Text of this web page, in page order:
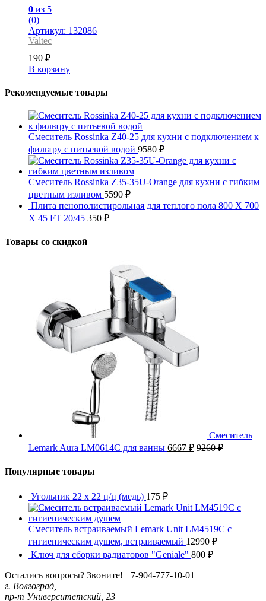
0 из 5
(0)
Артикул: 132086
Valtec
190 ₽
В корзину
Рекомендуемые товары
Смеситель Rossinka Z40-25 для кухни с подключением к
фильтру с питьевой водой 9580 ₽
Смеситель Rossinka Z35-35U-Orange для кухни с гибким
цветным изливом 5590 ₽
Плита пенополистирольная для теплого пола 800 X 700
X 45 FT 20/45 350 ₽
Товары со скидкой
Смеситель
Lemark Aura LM0614C для ванны 6667 ₽ 9260₽
Популярные товары
Угольник 22 x 22 ц/ц (медь) 175 ₽
Смеситель встраиваемый Lemark Unit LM4519C с
гигиеническим душем, встраиваемый 12990 ₽
Ключ для сборки радиаторов "Geniale" 800 ₽
Остались вопросы? Звоните! +7-904-777-10-01
г. Волгоград,
пр-т Университетский, 23